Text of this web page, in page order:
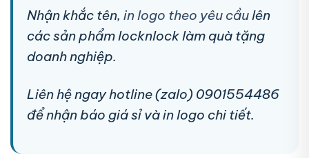
Nhận khắc tên, in logo theo yêu cầu lên
các sản phẩm locknlock làm quà tặng
doanh nghiệp.
Liên hệ ngay hotline (zalo) 0901554486
để nhận báo giá sỉ và in logo chi tiết.